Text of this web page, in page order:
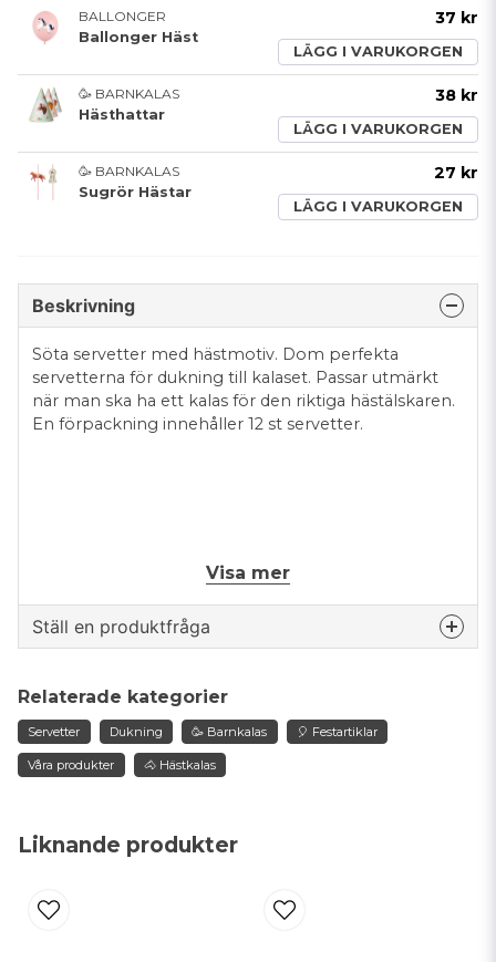
BALLONGER
Ballonger Häst
37 kr
LÄGG I VARUKORGEN
🥳 BARNKALAS
Hästhattar
38 kr
LÄGG I VARUKORGEN
🥳 BARNKALAS
Sugrör Hästar
27 kr
LÄGG I VARUKORGEN
Liknande produkter
Beskrivning
Söta servetter med hästmotiv. Dom perfekta
servetterna för dukning till kalaset. Passar utmärkt
när man ska ha ett kalas för den riktiga hästälskaren.
En förpackning innehåller 12 st servetter.
Visa mer
Ställ en produktfråga
Fråga oss något om denna produkten...
Relaterade kategorier
Servetter Dukning 🥳 Barnkalas 🎈 Festartiklar
Våra produkter 🐴 Hästkalas